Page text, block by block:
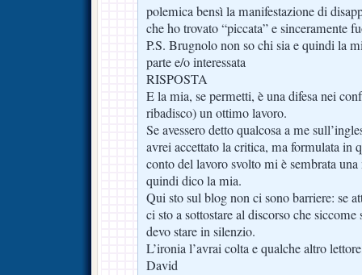
polemica bensì la manifestazione di
che ho trovato “piccata” e sinceramente
P.S. Brugnolo non so chi sia e quindi la
parte e/o interessata
RISPOSTA
E la mia, se permetti, è una difesa nei
ribadisco) un ottimo lavoro.
Se avessero detto qualcosa a me
avrei accettato la critica, ma formulata in
conto del lavoro svolto mi è sembrata
quindi dico la mia.
Qui sto sul blog non ci sono barriere: se
ci sto a sottostare al discorso che
devo stare in silenzio.
L’ironia l’avrai colta e qualche altro
David